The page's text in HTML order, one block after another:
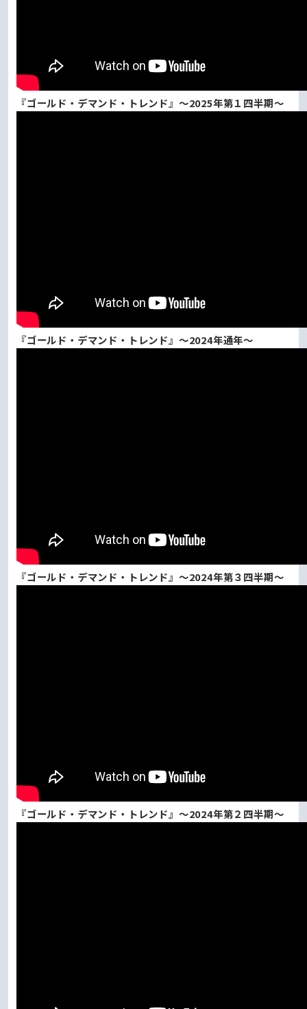
『ゴールド・デマンド・トレンド』～2025年第１四半期～
『ゴールド・デマンド・トレンド』～2024年通年～
『ゴールド・デマンド・トレンド』～2024年第３四半期～
『ゴールド・デマンド・トレンド』～2024年第２四半期～